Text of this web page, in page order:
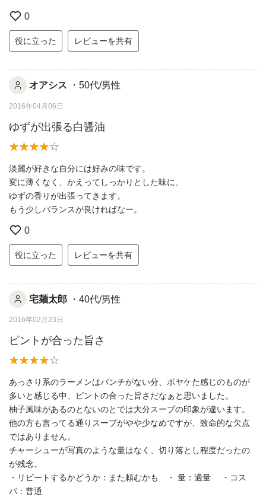
0
役に立った レビューを共有
オアシス ・50代/男性
2016年04月06日
ゆずが出張る白醤油
淡麗が好きな自分には好みの味です。
変に薄くなく、かえってしっかりとした味に、
ゆずの香りが出張ってきます。
もう少しバランスが良ければなー。
0
役に立った レビューを共有
宅麺太郎 ・40代/男性
2016年02月23日
ピントが合った旨さ
あっさり系のラーメンはパンチがない分、ボヤケた感じのものが
多いと感じる中、ピントの合った旨さだなぁと思いました。
柚子風味があるのとないのとでは大分スープの印象が違います。
他の方も言ってる通りスープがやや少なめですが、致命的な欠点
ではありません。
チャーシューが写真のような量はなく、切り落とし程度だったの
が残念。
・リピートするかどうか：また頼むかも ・ 量：適量 ・コス
パ：普通